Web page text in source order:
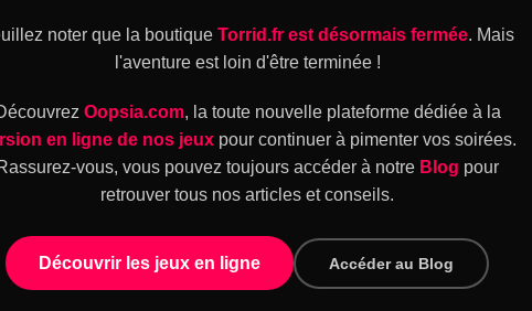
noter que la boutique Torrid.fr est désormais fermée. Mais
l'aventure est loin d'être terminée !
Oopsia.com, la toute nouvelle plateforme dédiée à la
en ligne de nos jeuxpour continuer à pimenter vos soirées.
vous, vous pouvez toujours accéder à notre Blog pour
retrouver tous nos articles et conseils.
Découvrir les jeux en ligne Accéder au Blog